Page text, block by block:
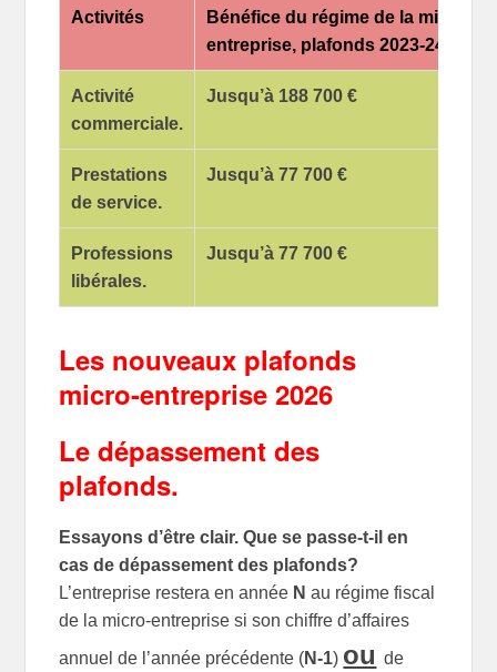
Activités
Bénéfice du régime de la micro
entreprise, plafonds 2023-24-25-
Activité
commerciale.
Jusqu’à 188 700 €
Prestations
de service.
Jusqu’à 77 700 €
Professions
libérales.
Jusqu’à 77 700 €
Les nouveaux plafonds
micro-entreprise 2026
Le dépassement des
plafonds.
Essayons d’être clair. Que se passe-t-il en
cas de dépassement des plafonds?
L’entreprise restera en année N au régime fiscal
de la micro-entreprise si son chiffre d’affaires
annuel de l’année précédente (N-1) ou de